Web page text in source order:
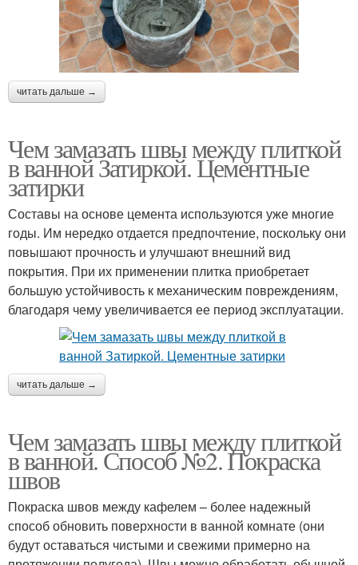
читать дальше →
Чем замазать швы между плиткой
в ванной Затиркой. Цементные
затирки
Составы на основе цемента используются уже многие
годы. Им нередко отдается предпочтение, поскольку они
повышают прочность и улучшают внешний вид
покрытия. При их применении плитка приобретает
большую устойчивость к механическим повреждениям,
благодаря чему увеличивается ее период эксплуатации.
читать дальше →
Чем замазать швы между плиткой
в ванной. Способ №2. Покраска
швов
Покраска швов между кафелем – более надежный
способ обновить поверхности в ванной комнате (они
будут оставаться чистыми и свежими примерно на